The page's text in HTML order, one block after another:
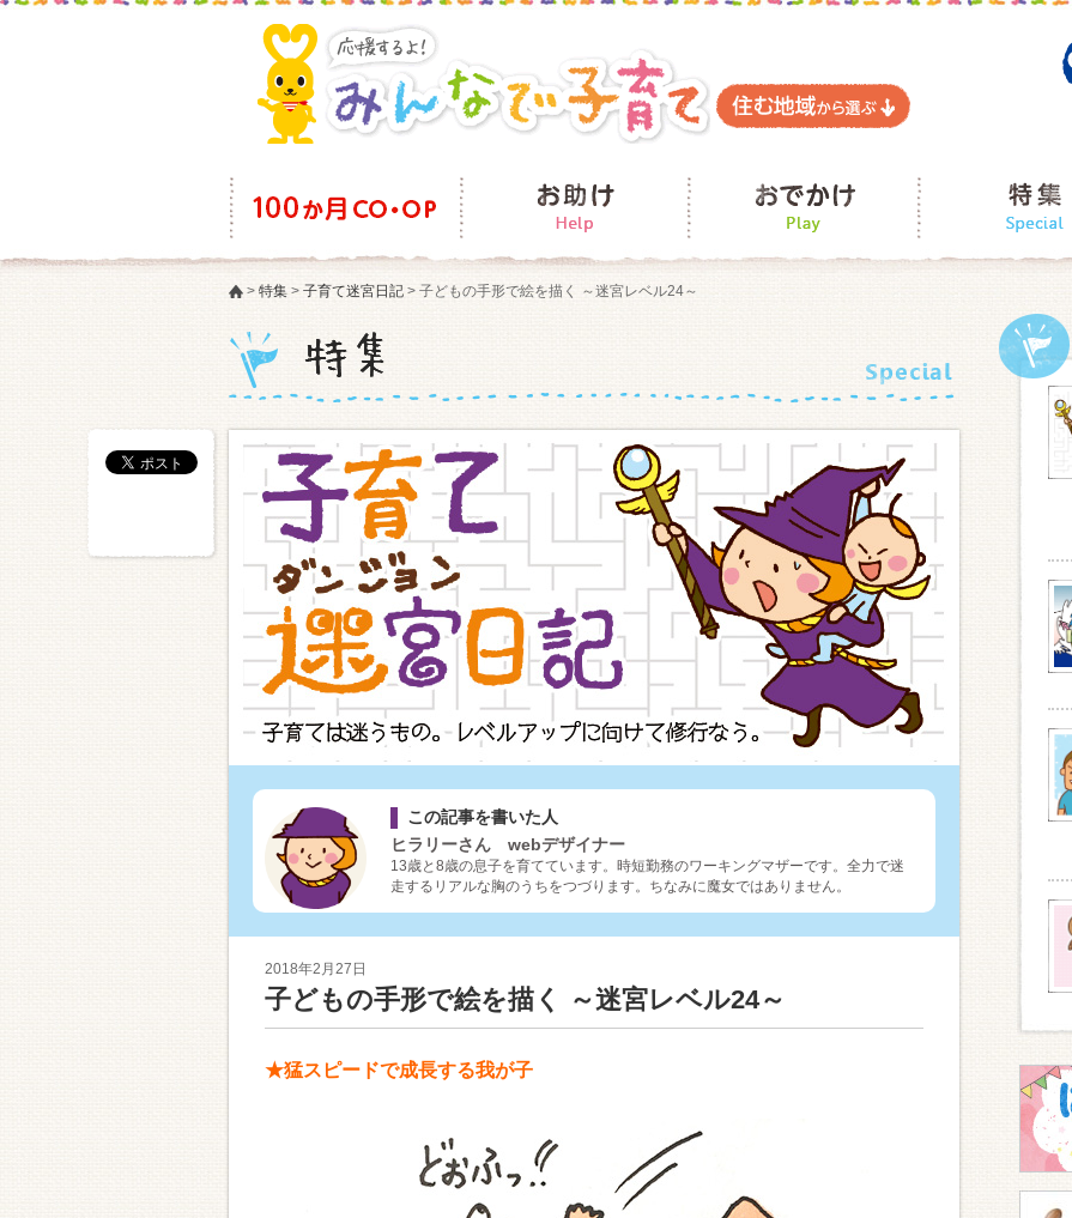
> 特集 > 子育て迷宮日記 >子どもの手形で絵を描く ～迷宮レベル24～
この記事を書いた人
ヒラリーさん webデザイナー
13歳と8歳の息子を育てています。時短勤務のワーキングマザーです。全力で迷
走するリアルな胸のうちをつづります。ちなみに魔女ではありません。
2018年2月27日
子どもの手形で絵を描く ～迷宮レベル24～
★猛スピードで成長する我が子